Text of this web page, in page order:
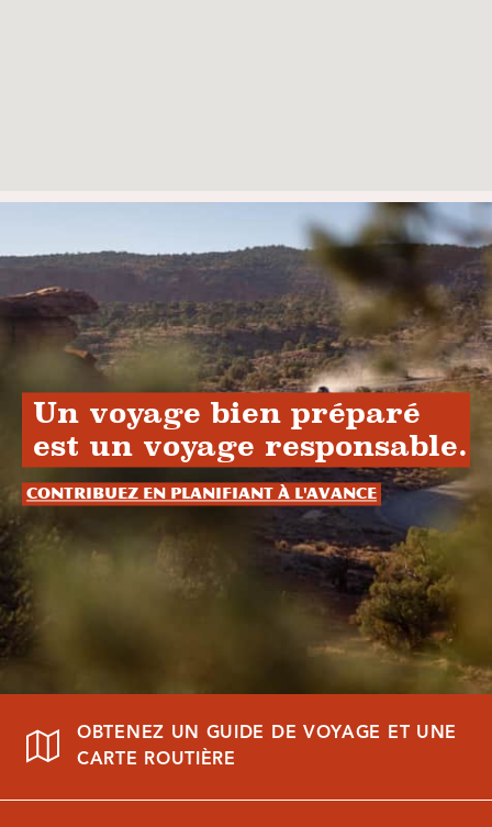
Un voyage bien préparé
est un voyage responsable.
Contribuez en planifiant à l'avance
OBTENEZ UN GUIDE DE VOYAGE ET UNE
CARTE ROUTIÈRE